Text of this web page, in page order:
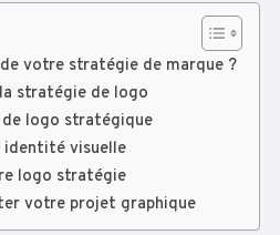
votre stratégie de marque ?
stratégie de logo
de logo stratégique
identité visuelle
logo stratégie
votre projet graphique